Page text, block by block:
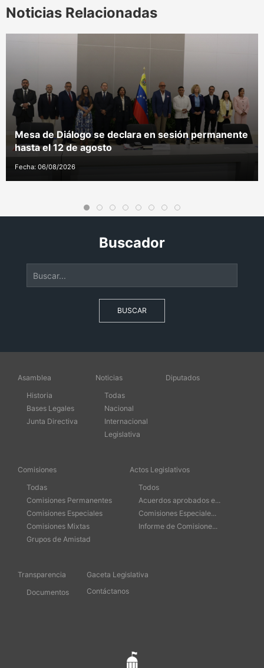
Noticias Relacionadas
Mesa de Diálogo se declara en sesión permanente
hasta el 12 de agosto
Fecha: 06/08/2026
Buscador
BUSCAR
Asamblea
Historia
Bases Legales
Junta Directiva
Noticias
Todas
Nacional
Internacional
Legislativa
Diputados
Comisiones
Todas
Comisiones Permanentes
Comisiones Especiales
Comisiones Mixtas
Grupos de Amistad
Actos Legislativos
Todos
Acuerdos aprobados e...
Comisiones Especiale...
Informe de Comisione...
Transparencia
Documentos
Gaceta Legislativa
Contáctanos